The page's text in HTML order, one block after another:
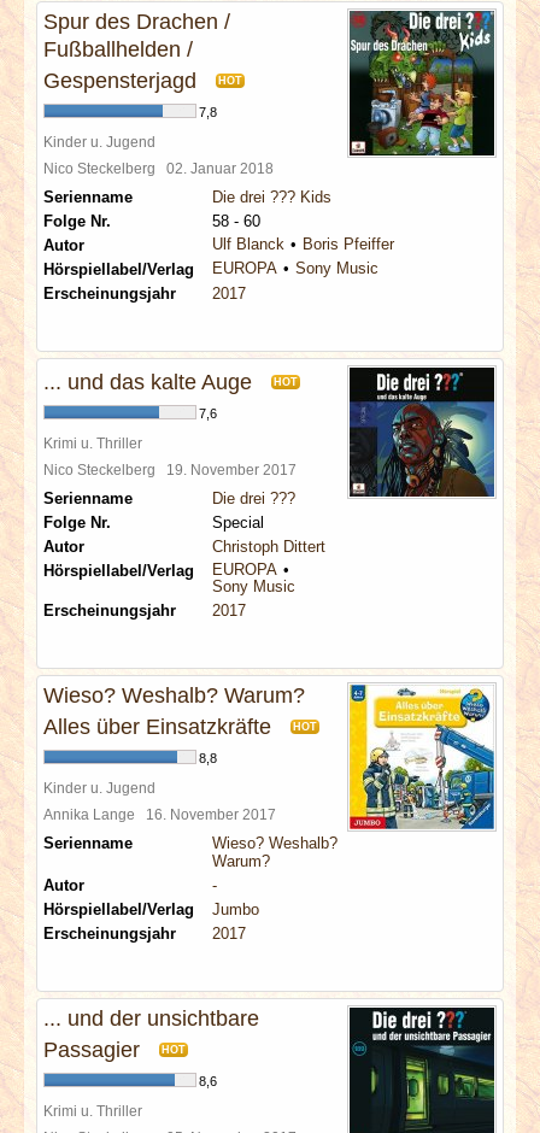
Spur des Drachen /
Fußballhelden /
Gespensterjagd
HOT
7,8
Kinder u. Jugend
Nico Steckelberg 02. Januar 2018
Serienname
Die drei ??? Kids
Folge Nr.
58 - 60
Autor
Ulf Blanck
Boris Pfeiffer
Hörspiellabel/Verlag
EUROPA
Sony Music
Erscheinungsjahr
2017
... und das kalte Auge HOT
7,6
Krimi u. Thriller
Nico Steckelberg 19. November 2017
Serienname
Die drei ???
Folge Nr.
Special
Autor
Christoph Dittert
Hörspiellabel/Verlag
EUROPA
Sony Music
Erscheinungsjahr
2017
Wieso? Weshalb? Warum?
Alles über Einsatzkräfte
HOT
8,8
Kinder u. Jugend
Annika Lange 16. November 2017
Serienname
Wieso? Weshalb?
Warum?
Autor
-
Hörspiellabel/Verlag
Jumbo
Erscheinungsjahr
2017
... und der unsichtbare
Passagier
HOT
8,6
Krimi u. Thriller